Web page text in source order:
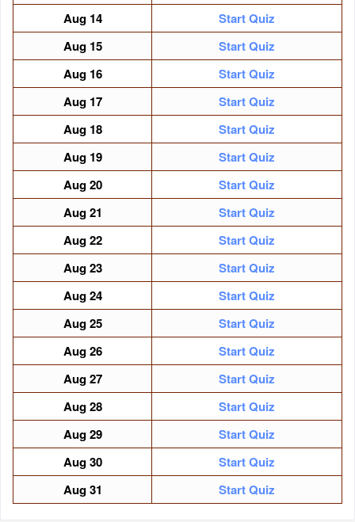
Aug14
Start Quiz
Aug15
Start Quiz
Aug16
Start Quiz
Aug17
Start Quiz
Aug18
Start Quiz
Aug19
Start Quiz
Aug20
Start Quiz
Aug21
Start Quiz
Aug22
Start Quiz
Aug23
Start Quiz
Aug24
Start Quiz
Aug25
Start Quiz
Aug26
Start Quiz
Aug27
Start Quiz
Aug28
Start Quiz
Aug29
Start Quiz
Aug30
Start Quiz
Aug31 Start Quiz